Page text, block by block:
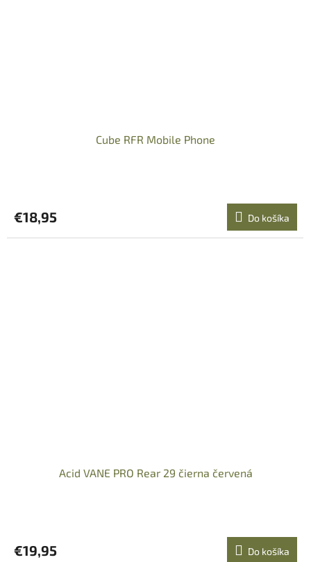
Cube RFR Mobile Phone
€18,95 Do košíka
Acid VANE PRO Rear 29 čierna červená
€19,95 Do košíka